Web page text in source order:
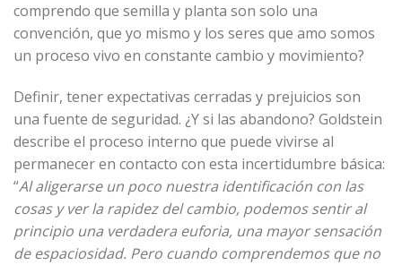
comprendo que semilla y planta son solo una
convención, que yo mismo y los seres que amo somos
un proceso vivo en constante cambio y movimiento?
Definir, tener expectativas cerradas y prejuicios son
una fuente de seguridad. ¿Y si las abandono? Goldstein
describe el proceso interno que puede vivirse al
permanecer en contacto con esta incertidumbre básica:
“Al aligerarse un poco nuestra identificación con las
cosas y ver la rapidez del cambio, podemos sentir al
principio una verdadera euforia, una mayor sensación
de espaciosidad. Pero cuando comprendemos que no